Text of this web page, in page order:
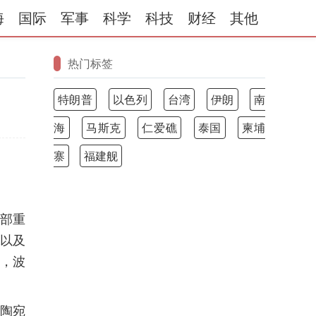
国际 军事 科学 科技 财经 其他
重
及
波
宛
热门标签
特朗普 以色列 台湾 伊朗
南
海
马斯克 仁爱礁 泰国
柬埔
寨
福建舰